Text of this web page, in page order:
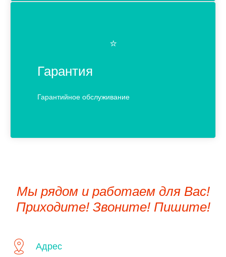
⭐️
Гарантия
Гарантийное обслуживание
Мы рядом и работаем для Вас!
Приходите! Звоните! Пишите!
Адрес